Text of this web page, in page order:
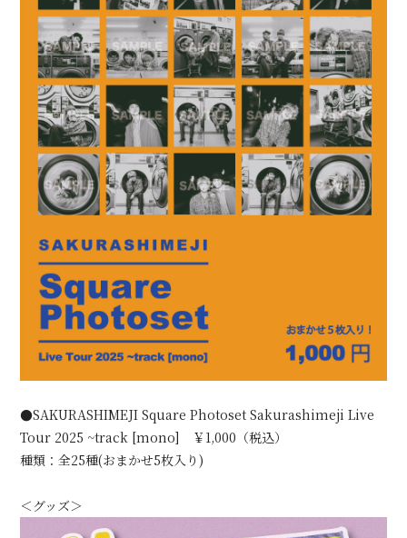
●SAKURASHIMEJI Square Photoset Sakurashimeji Live
Tour 2025 ~track [mono] ￥1,000（税込）
種類：全25種(おまかせ5枚入り)
＜グッズ＞